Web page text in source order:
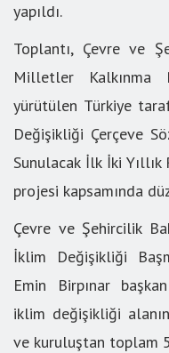
yapıldı.
Toplantı, Çevre ve
Milletler Kalkınma
yürütülen Türkiye
Değişikliği Çerçeve
Sunulacak İlk İki
projesi kapsamında
Çevre ve Şehircilik
İklim Değişikliği
Emin Birpınar
iklim değişikliği
ve kuruluştan toplam